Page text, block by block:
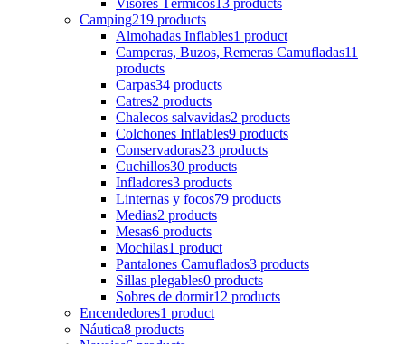
Camping219 products
Almohadas Inflables1 product
Camperas, Buzos, Remeras Camufladas11
products
Carpas34 products
Catres2 products
Chalecos salvavidas2 products
Colchones Inflables9 products
Conservadoras23 products
Cuchillos30 products
Infladores3 products
Linternas y focos79 products
Medias2 products
Mesas6 products
Mochilas1 product
Pantalones Camuflados3 products
Sillas plegables0 products
Sobres de dormir12 products
Encendedores1 product
Náutica8 products